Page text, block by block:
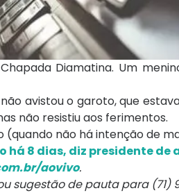
Diamatina. Um
avistou o garoto, que
não resistiu aos ferimentos.
(quando não há intenção de
há 8 dias, diz presidente
aovivo.
sugestão de pauta para (71)